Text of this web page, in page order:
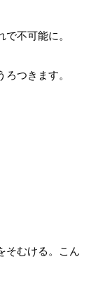
不可能に。
つきます。
そむける。こん